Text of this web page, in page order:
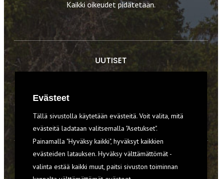
Kaikki oikeudet pidätetään.
UUTISET
VARUSTEET
TILAA RETKI-LEHTI
Evästeet
Tällä sivustolla käytetään evästeitä. Voit valita, mitä
evästeitä ladataan valitsemalla "Asetukset".
Painamalla "Hyväksy kaikki", hyväksyt kaikkien
evästeiden latauksen. Hyväksy välttämättömät -
valinta estää kaikki muut, paitsi sivuston toiminnan